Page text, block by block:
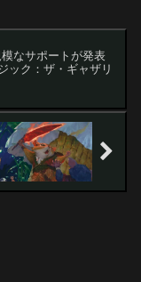
なサポートが発表
ック：ザ・ギャザリ